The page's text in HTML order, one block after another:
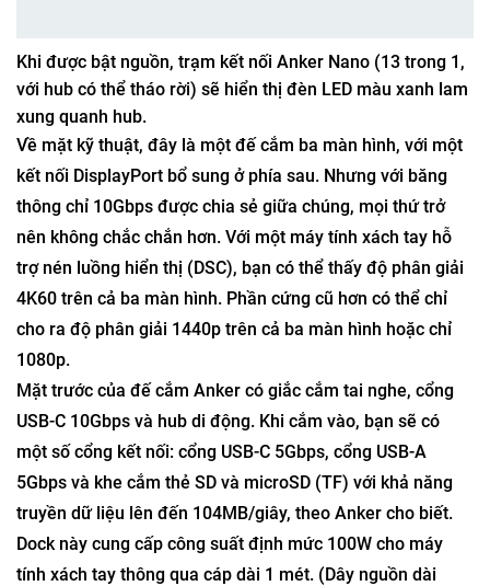
Khi được bật nguồn, trạm kết nối Anker Nano (13 trong 1,
với hub có thể tháo rời) sẽ hiển thị đèn LED màu xanh lam
xung quanh hub.
Về mặt kỹ thuật, đây là một đế cắm ba màn hình, với một
kết nối DisplayPort bổ sung ở phía sau. Nhưng với băng
thông chỉ 10Gbps được chia sẻ giữa chúng, mọi thứ trở
nên không chắc chắn hơn. Với một máy tính xách tay hỗ
trợ nén luồng hiển thị (DSC), bạn có thể thấy độ phân giải
4K60 trên cả ba màn hình. Phần cứng cũ hơn có thể chỉ
cho ra độ phân giải 1440p trên cả ba màn hình hoặc chỉ
1080p.
Mặt trước của đế cắm Anker có giắc cắm tai nghe, cổng
USB-C 10Gbps và hub di động. Khi cắm vào, bạn sẽ có
một số cổng kết nối: cổng USB-C 5Gbps, cổng USB-A
5Gbps và khe cắm thẻ SD và microSD (TF) với khả năng
truyền dữ liệu lên đến 104MB/giây, theo Anker cho biết.
Dock này cung cấp công suất định mức 100W cho máy
tính xách tay thông qua cáp dài 1 mét. (Dây nguồn dài